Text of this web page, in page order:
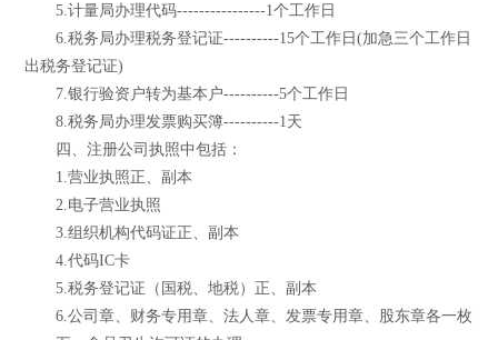
5.计量局办理代码----------------1个工作日
6.税务局办理税务登记证----------15个工作日(加急三个工作日
出税务登记证)
7.银行验资户转为基本户----------5个工作日
8.税务局办理发票购买簿----------1天
四、注册公司执照中包括：
1.营业执照正、副本
2.电子营业执照
3.组织机构代码证正、副本
4.代码IC卡
5.税务登记证（国税、地税）正、副本
6.公司章、财务专用章、法人章、发票专用章、股东章各一枚